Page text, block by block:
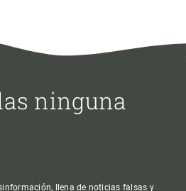
ninguna
llena de noticias falsas y